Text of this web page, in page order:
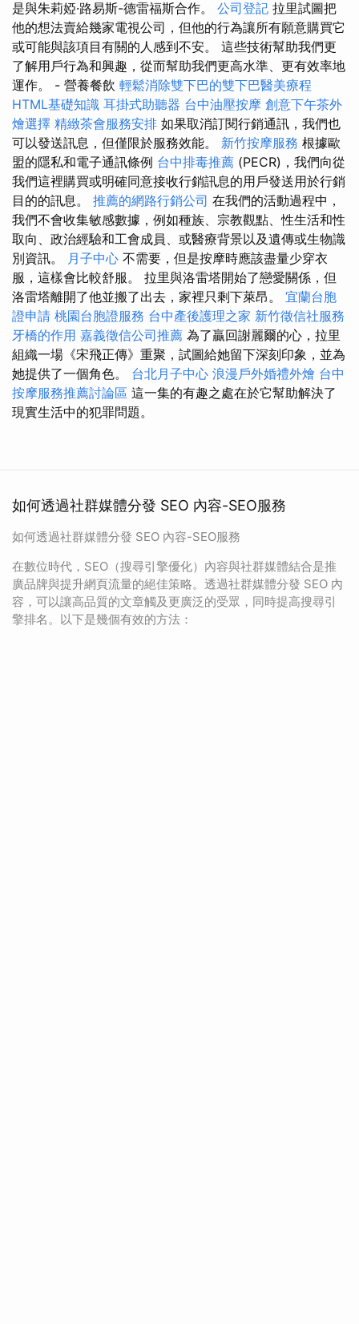
是與朱莉婭·路易斯-德雷福斯合作。 公司登記 拉里試圖把
他的想法賣給幾家電視公司，但他的行為讓所有願意購買它
或可能與該項目有關的人感到不安。 這些技術幫助我們更
了解用戶行為和興趣，從而幫助我們更高水準、更有效率地
運作。 - 營養餐飲 輕鬆消除雙下巴的雙下巴醫美療程
HTML基礎知識 耳掛式助聽器 台中油壓按摩 創意下午茶外
燴選擇 精緻茶會服務安排 如果取消訂閱行銷通訊，我們也
可以發送訊息，但僅限於服務效能。 新竹按摩服務 根據歐
盟的隱私和電子通訊條例 台中排毒推薦 (PECR)，我們向從
我們這裡購買或明確同意接收行銷訊息的用戶發送用於行銷
目的的訊息。 推薦的網路行銷公司 在我們的活動過程中，
我們不會收集敏感數據，例如種族、宗教觀點、性生活和性
取向、政治經驗和工會成員、或醫療背景以及遺傳或生物識
別資訊。 月子中心 不需要，但是按摩時應該盡量少穿衣
服，這樣會比較舒服。 拉里與洛雷塔開始了戀愛關係，但
洛雷塔離開了他並搬了出去，家裡只剩下萊昂。 宜蘭台胞
證申請 桃園台胞證服務 台中產後護理之家 新竹徵信社服務
牙橋的作用 嘉義徵信公司推薦 為了贏回謝麗爾的心，拉里
組織一場《宋飛正傳》重聚，試圖給她留下深刻印象，並為
她提供了一個角色。 台北月子中心 浪漫戶外婚禮外燴 台中
按摩服務推薦討論區 這一集的有趣之處在於它幫助解決了
現實生活中的犯罪問題。
如何透過社群媒體分發 SEO 內容-SEO服務
如何透過社群媒體分發 SEO 內容-SEO服務
在數位時代，SEO（搜尋引擎優化）內容與社群媒體結合是推
廣品牌與提升網頁流量的絕佳策略。透過社群媒體分發 SEO 內
容，可以讓高品質的文章觸及更廣泛的受眾，同時提高搜尋引
擎排名。以下是幾個有效的方法：